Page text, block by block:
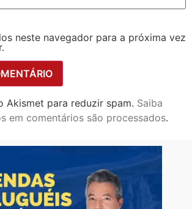
neste navegador para a próxima vez
Akismet para reduzir spam. Saiba
em comentários são processados.